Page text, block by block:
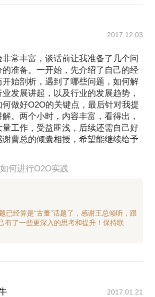
效沟通；也希望您是一个有意思，或
做好顾客需要的好产品才是真正能够
，能够让内心得到平静。希望也能
的你。
2017.12.03
常丰富，谈话前让我准备了几个问
准备。一开始，先介绍了自己的经
始剖析，遇到了哪些问题，如何解
发展讲起，以及行业的发展趋势，
做好O2O的关键点，最后针对我提
。两个小时，内容丰富，看得出，
工作，受益匪浅，后续还需自己好
曹总的倾囊相授，希望能继续给予
何进行O2O实践
已经算是“古董”话题了，感谢王总倾听，跟
有了一些更深入的思考和提升！保持联
2017.01.21